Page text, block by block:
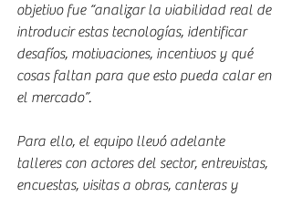
objetivo fue “analizar la viabilidad real de
introducir estas tecnologías, identificar
desafíos, motivaciones, incentivos y qué
cosas faltan para que esto pueda calar en
el mercado”.
Para ello, el equipo llevó adelante
talleres con actores del sector, entrevistas,
encuestas, visitas a obras, canteras y